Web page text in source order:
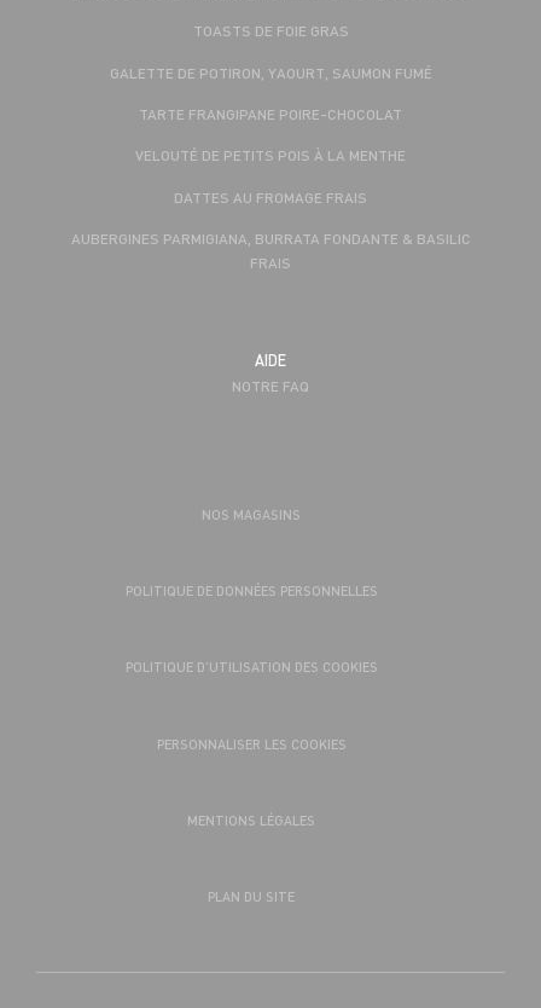
TOASTS DE FOIE GRAS
GALETTE DE POTIRON, YAOURT, SAUMON FUMÉ
TARTE FRANGIPANE POIRE-CHOCOLAT
VELOUTÉ DE PETITS POIS À LA MENTHE
DATTES AU FROMAGE FRAIS
AUBERGINES PARMIGIANA, BURRATA FONDANTE & BASILIC
FRAIS
AIDE
NOTRE FAQ
NOS MAGASINS
POLITIQUE DE DONNÉES PERSONNELLES
POLITIQUE D’UTILISATION DES COOKIES
PERSONNALISER LES COOKIES
MENTIONS LÉGALES
PLAN DU SITE